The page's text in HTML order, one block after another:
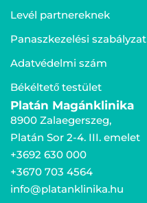
Levél partnereknek
Panaszkezelési szabályzat
Adatvédelmi szám
Békéltető testület
Platán Magánklinika
8900 Zalaegerszeg,
Platán Sor 2-4. III. emelet
+3692 630 000
+3670 703 4564
info@platanklinika.hu